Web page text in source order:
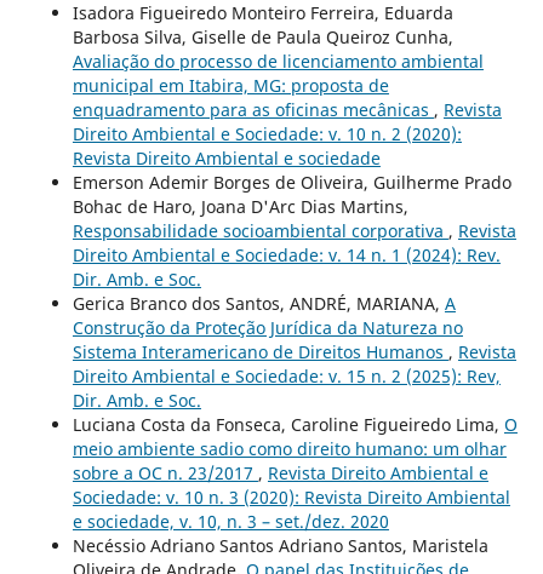
Isadora Figueiredo Monteiro Ferreira, Eduarda
Barbosa Silva, Giselle de Paula Queiroz Cunha,
Avaliação do processo de licenciamento ambiental
municipal em Itabira, MG: proposta de
enquadramento para as oficinas mecânicas , Revista
Direito Ambiental e Sociedade: v. 10 n. 2 (2020):
Revista Direito Ambiental e sociedade
Emerson Ademir Borges de Oliveira, Guilherme Prado
Bohac de Haro, Joana D'Arc Dias Martins,
Responsabilidade socioambiental corporativa , Revista
Direito Ambiental e Sociedade: v. 14 n. 1 (2024): Rev.
Dir. Amb. e Soc.
Gerica Branco dos Santos, ANDRÉ, MARIANA, A
Construção da Proteção Jurídica da Natureza no
Sistema Interamericano de Direitos Humanos , Revista
Direito Ambiental e Sociedade: v. 15 n. 2 (2025): Rev,
Dir. Amb. e Soc.
Luciana Costa da Fonseca, Caroline Figueiredo Lima, O
meio ambiente sadio como direito humano: um olhar
sobre a OC n. 23/2017 , Revista Direito Ambiental e
Sociedade: v. 10 n. 3 (2020): Revista Direito Ambiental
e sociedade, v. 10, n. 3 – set./dez. 2020
Necéssio Adriano Santos Adriano Santos, Maristela